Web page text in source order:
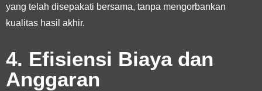
yang telah disepakati bersama, tanpa mengorbankan
kualitas hasil akhir.
4. Efisiensi Biaya dan
Anggaran